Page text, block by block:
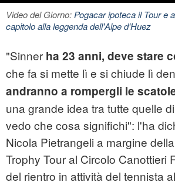
Video del Giorno:Pogacar ipoteca il Tour e
capitolo alla leggenda dell'Alpe d'Huez
"Sinner ha 23 anni, deve stare
che fa si mette lì e si chiude lì
andranno a rompergli le
una grande idea tra tutte quelle
vedo che cosa significhi": l'ha
Nicola Pietrangeli a margine
Trophy Tour al Circolo Canottieri
del rientro in attività del tennista